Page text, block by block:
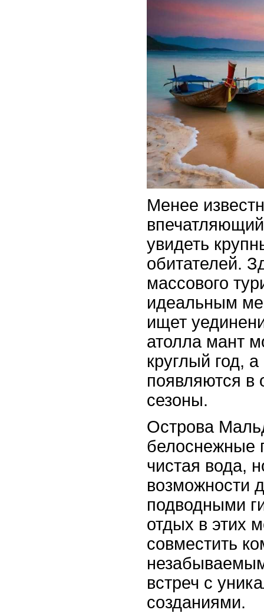
Менее
увидеть
обитателей.
массового
идеальным
ищет
атолла мант
круглый год,
появляются в
сезоны.
Острова
белоснежные
чистая вода,
возможности
подводными
отдых в этих
совместить
встреч с
созданиями.